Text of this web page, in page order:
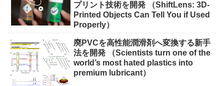
プリント技術を開発 （ShiftLens: 3D-
Printed Objects Can Tell You if Used
Properly）
廃PVCを高性能潤滑剤へ変換する新手
法を開発 （Scientists turn one of the
world’s most hated plastics into
premium lubricant）